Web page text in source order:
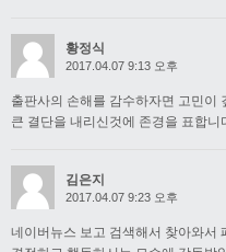
황정식
2017.04.07 9:13 오후
출판사의 손해를 감수하자면 고민이
큰 결단을 내리신것에 존경을 표합니
김은지
2017.04.07 9:23 오후
네이버뉴스 보고 검색해서 찾아와서